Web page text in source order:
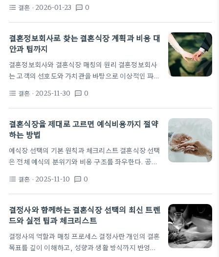
항목의 차이를 명확히 표시하는 계약서를 확인하라.…
판단하는 데 핵심이 된다. 예를 들어 대형 가족이 모이
는 경우와 소규모 친지 중심의 예식을 비교하는 방식
이다. 이 단계에서 서로의 기대치 차이가 벌어진다면
조율이 필요한 부분이 드러난다. 초기 계획 단계에서
보를 좁히는 데 도움을 주며, 일정 조정과 예약 가능성
도 함께 검토한다. 이후 실제 방문 시 어떤 질문을 할
지 결혼체크리스트를 제공해 준다. 또한 가족…
format_list_bulleted 결혼 · 2026-01-23 textsms 0
결혼정보회사로 찾는 결혼식장 계획과 비용 대
안과 팁까지
결혼정보회사와 결혼식장 매칭의 원리 결혼정보회사
는 고객의 선호도와 가치관을 바탕으로 이상적인 파트
의 안전한 관리와 투명한 커뮤니케이션을 강조하며,
심층 인터뷰와 프로필 검토를 통해 신뢰성을 높입니
다. 또한 시간과 예산 관리를 돕는 추천 시스템으로 스
케줄링과 비용 분담을 함께 고려합니다. 이러한 과정
지 반영하는 접근입니다. 결혼식장을 포함한 파트너
후보를 선택할 때도 이 원리가 적용됩니다. 예산대, 지
역, 선호하는 분위기, 가족 친화성까지 여러 변수로
format_list_bulleted 결혼 · 2025-11-30 textsms 0
결혼식장을 제대로 고르면 예식비용까지 절약
하는 방법
예식장 선택의 기본 원칙과 체크리스트 결혼식장 선택
은 전체 예식의 분위기와 비용 구조를 좌우한다. 공간
영향을 준다. 따라서 위치와 주차 여부 등 기본 조건을
먼저 확인하는 습관이 필요하다. 예식비용은 고정비
와 변동비로 나뉘며, 특정 공간에서는 임대료가 큰 비
중을 차지한다. 식대와 직원 서비스, 현장 운영 비용도
명하게 비교하는 체크리스트가 유용하다. 결혼날짜택
일은 가격과 가용성에 직접 작용한다. 주말과 성수기
format_list_bulleted 결혼 · 2025-11-10 textsms 0
결정사와 함께하는 결혼식장 선택의 최신 트렌
드와 실전 팁과 체크리스트
결정사의 역할과 매칭 프로세스 결정사란 개인의 결혼
목표를 깊이 이해하고, 성향과 생활 방식까지 반영한